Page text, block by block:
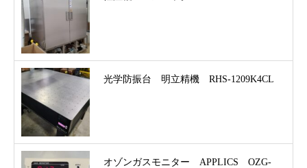
光学防振台 明立精機 RHS-1209K4CL
オゾンガスモニター APPLICS OZG-